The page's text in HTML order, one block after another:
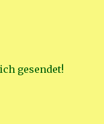
gesendet!